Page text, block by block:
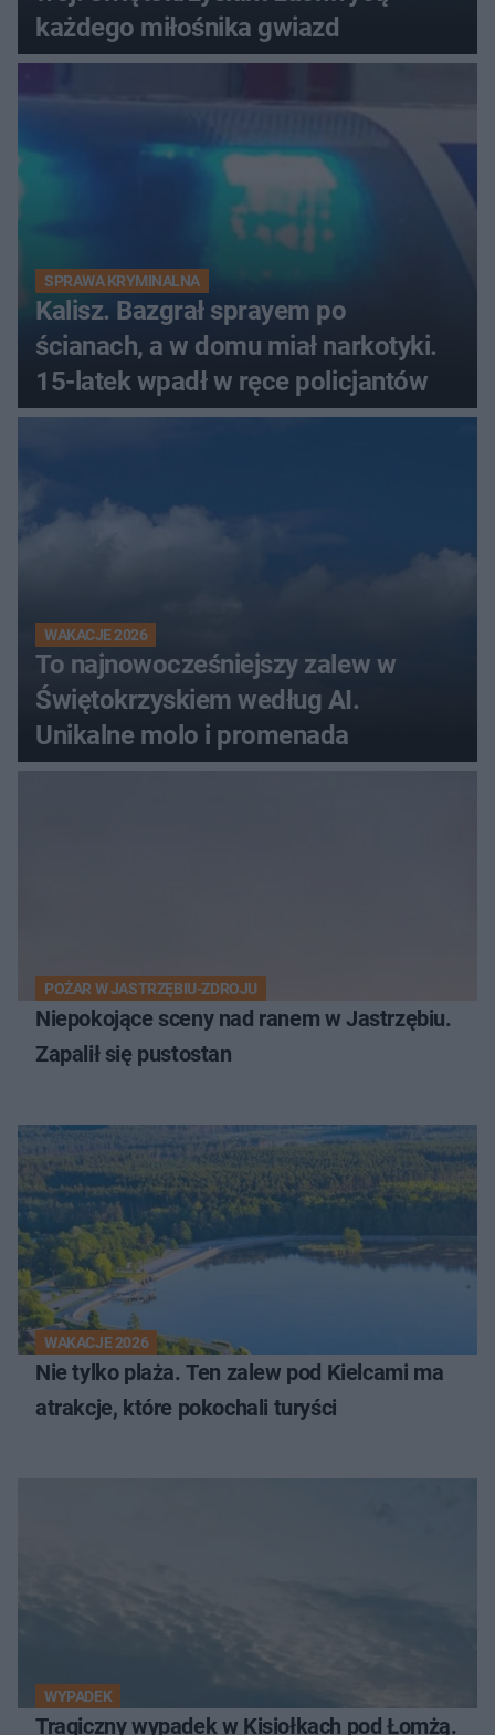
każdego miłośnika gwiazd
SPRAWA KRYMINALNA
Kalisz. Bazgrał sprayem po
ścianach, a w domu miał narkotyki.
15-latek wpadł w ręce policjantów
WAKACJE 2026
To najnowocześniejszy zalew w
Świętokrzyskiem według AI.
Unikalne molo i promenada
POŻAR W JASTRZĘBIU-ZDROJU
Niepokojące sceny nad ranem w Jastrzębiu.
Zapalił się pustostan
WAKACJE 2026
Nie tylko plaża. Ten zalew pod Kielcami ma
atrakcje, które pokochali turyści
WYPADEK
Tragiczny wypadek w Kisiołkach pod Łomżą.